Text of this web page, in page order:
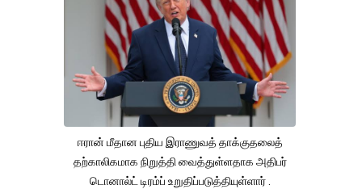
ஈரான் மீதான புதிய இராணுவத் தாக்குதலைத்
தற்காலிகமாக நிறுத்தி வைத்துள்ளதாக அதிபர்
டொனால்ட் டிரம்ப் உறுதிப்படுத்தியுள்ளார் .